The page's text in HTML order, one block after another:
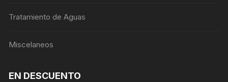
Tratamiento de Aguas
Miscelaneos
EN DESCUENTO